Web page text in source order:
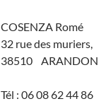
COSENZA Romé
32 rue des muriers,
38510 ARANDON
Tél : 06 08 62 44 86